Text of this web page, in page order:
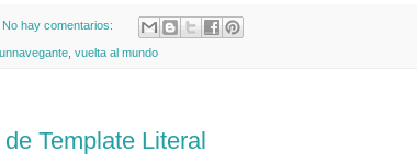
No hay comentarios:
vuelta al mundo
Template Literal